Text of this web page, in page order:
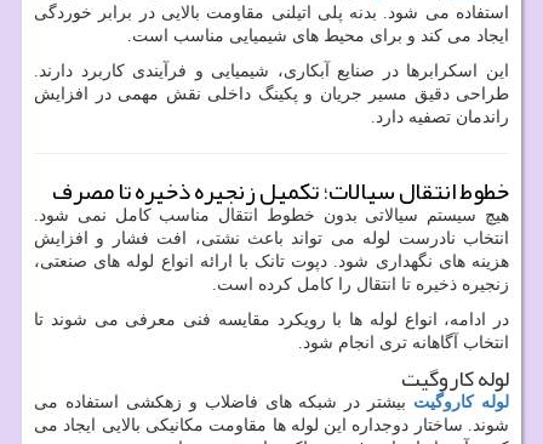
استفاده می شود. بدنه پلی اتیلنی مقاومت بالایی در برابر خوردگی
ایجاد می کند و برای محیط های شیمیایی مناسب است.
این اسکرابرها در صنایع آبکاری، شیمیایی و فرآیندی کاربرد دارند.
طراحی دقیق مسیر جریان و پکینگ داخلی نقش مهمی در افزایش
راندمان تصفیه دارد.
خطوط انتقال سیالات؛ تکمیل زنجیره ذخیره تا مصرف
هیچ سیستم سیالاتی بدون خطوط انتقال مناسب کامل نمی شود.
انتخاب نادرست لوله می تواند باعث نشتی، افت فشار و افزایش
هزینه های نگهداری شود. دپوت تانک با ارائه انواع لوله های صنعتی،
زنجیره ذخیره تا انتقال را کامل کرده است.
در ادامه، انواع لوله ها با رویکرد مقایسه فنی معرفی می شوند تا
انتخاب آگاهانه تری انجام شود.
لوله کاروگیت
لوله کاروگیت بیشتر در شبکه های فاضلاب و زهکشی استفاده می
شوند. ساختار دوجداره این لوله ها مقاومت مکانیکی بالایی ایجاد می